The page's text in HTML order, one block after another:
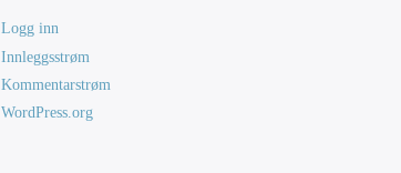
Logg inn
Innleggsstrøm
Kommentarstrøm
WordPress.org